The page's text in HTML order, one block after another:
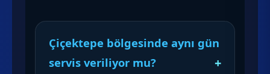
Çiçektepe bölgesinde aynı gün
servis veriliyor mu?